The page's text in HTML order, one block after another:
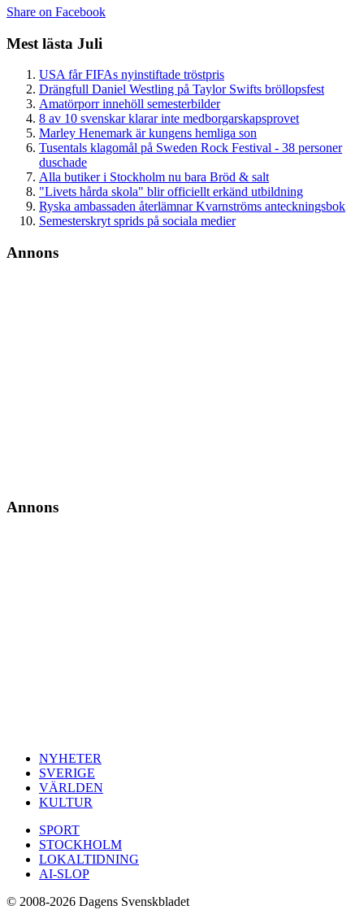
Share on Facebook
Mest lästa Juli
USA får FIFAs nyinstiftade tröstpris
Drängfull Daniel Westling på Taylor Swifts bröllopsfest
Amatörporr innehöll semesterbilder
8 av 10 svenskar klarar inte medborgarskapsprovet
Marley Henemark är kungens hemliga son
Tusentals klagomål på Sweden Rock Festival - 38 personer
duschade
Alla butiker i Stockholm nu bara Bröd & salt
"Livets hårda skola" blir officiellt erkänd utbildning
Ryska ambassaden återlämnar Kvarnströms anteckningsbok
Semesterskryt sprids på sociala medier
Annons
Annons
NYHETER
SVERIGE
VÄRLDEN
KULTUR
SPORT
STOCKHOLM
LOKALTIDNING
AI-SLOP
© 2008-2026 Dagens Svenskbladet